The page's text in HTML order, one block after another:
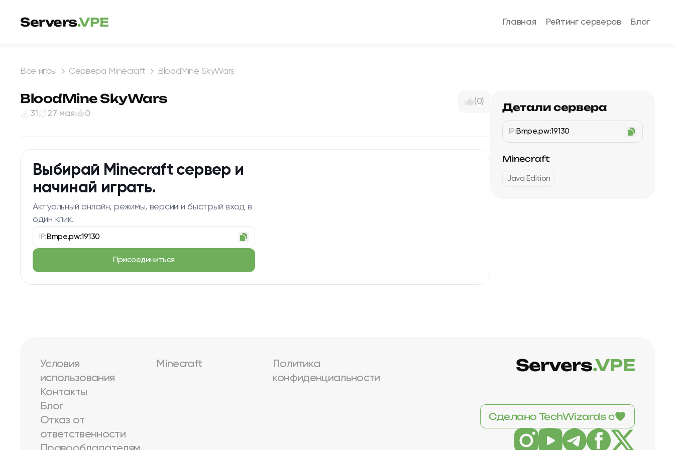
Servers.VPE Главная Рейтинг серверов Блог
Все игры Сервера Minecraft BloodMine SkyWars
BloodMine SkyWars
31 27 мая 0
(0)
Выбирай Minecraft сервер и
начинай играть.
Актуальный онлайн, режимы, версии и быстрый вход в
один клик.
IP:Bmpe.pw:19130
Присоединиться
Детали сервера
IP:Bmpe.pw:19130
Minecraft
Java Edition
Условия
использования
Контакты
Блог
Отказ от
ответственности
Minecraft
Политика
конфиденциальности
Servers.VPE
Сделано TechWizards с